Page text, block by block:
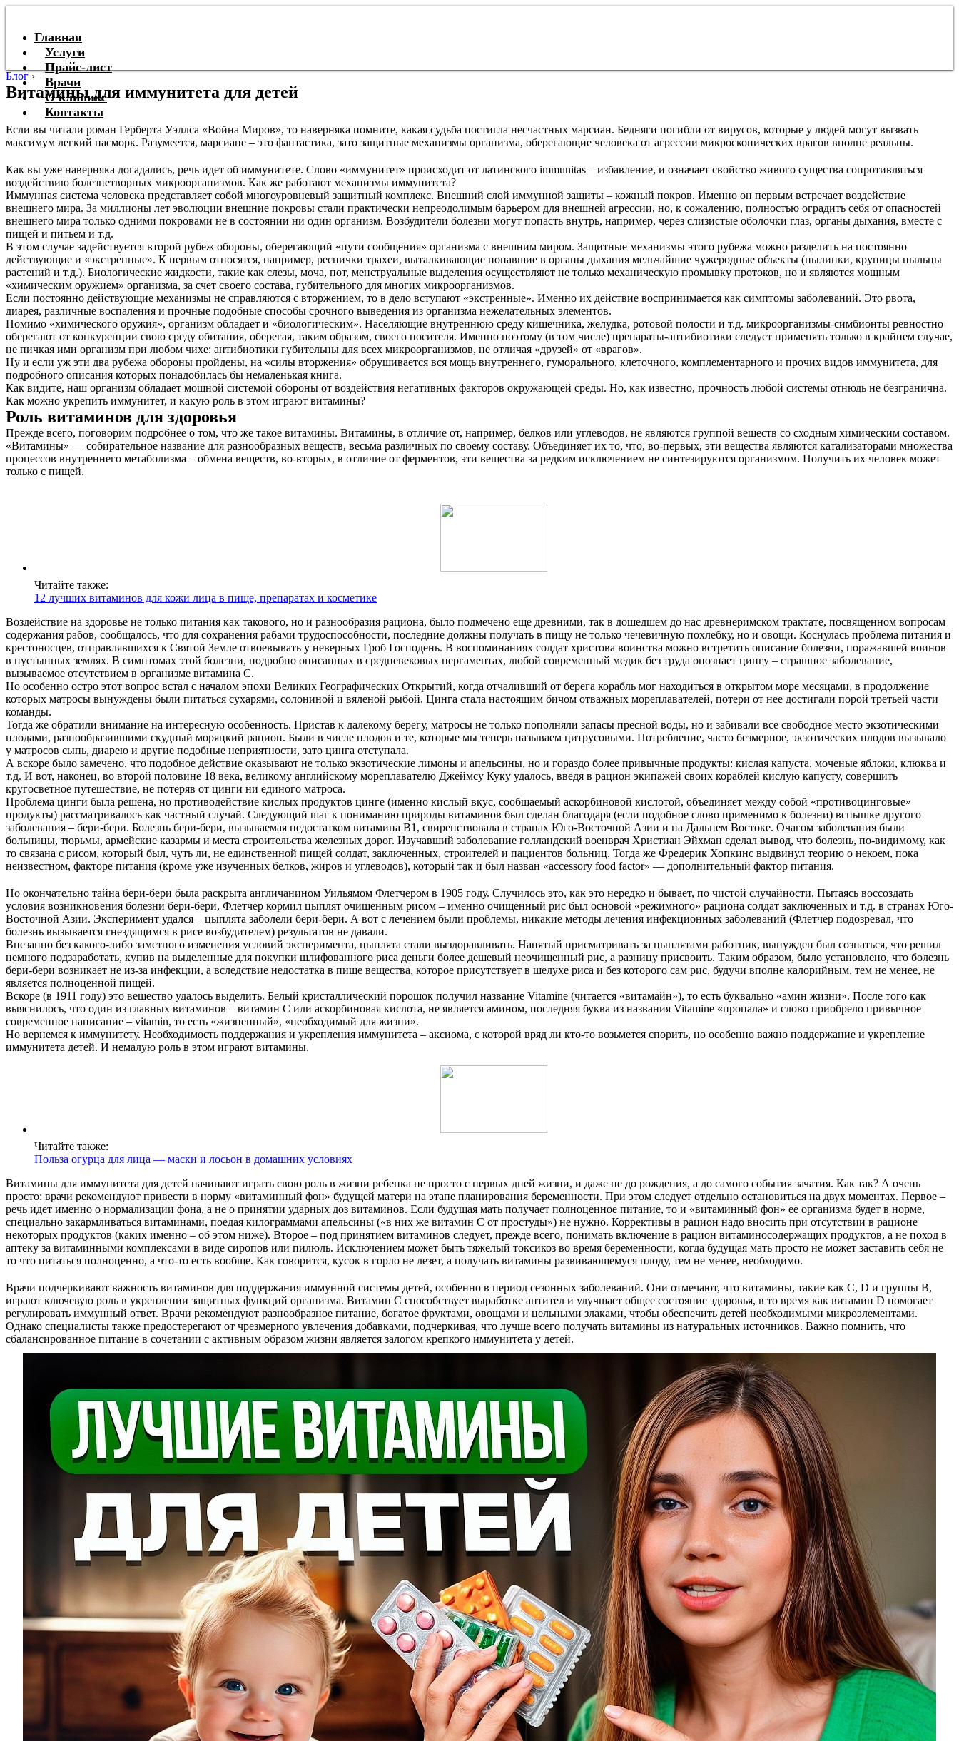
Главная
Услуги
Прайс-лист
Врачи
О клинике
Контакты
Блог ›
Витамины для иммунитета для детей
Если вы читали роман Герберта Уэллса «Война Миров», то наверняка помните, какая судьба постигла несчастных марсиан. Бедняги погибли от вирусов, которые у людей могут вызвать
максимум легкий насморк. Разумеется, марсиане – это фантастика, зато защитные механизмы организма, оберегающие человека от агрессии микроскопических врагов вполне реальны.
Как вы уже наверняка догадались, речь идет об иммунитете. Слово «иммунитет» происходит от латинского immunitas – избавление, и означает свойство живого существа сопротивляться
воздействию болезнетворных микроорганизмов. Как же работают механизмы иммунитета?
Иммунная система человека представляет собой многоуровневый защитный комплекс. Внешний слой иммунной защиты – кожный покров. Именно он первым встречает воздействие
внешнего мира. За миллионы лет эволюции внешние покровы стали практически непреодолимым барьером для внешней агрессии, но, к сожалению, полностью оградить себя от опасностей
внешнего мира только одними покровами не в состоянии ни один организм. Возбудители болезни могут попасть внутрь, например, через слизистые оболочки глаз, органы дыхания, вместе с
пищей и питьем и т.д.
В этом случае задействуется второй рубеж обороны, оберегающий «пути сообщения» организма с внешним миром. Защитные механизмы этого рубежа можно разделить на постоянно
действующие и «экстренные». К первым относятся, например, реснички трахеи, выталкивающие попавшие в органы дыхания мельчайшие чужеродные объекты (пылинки, крупицы пыльцы
растений и т.д.). Биологические жидкости, такие как слезы, моча, пот, менструальные выделения осуществляют не только механическую промывку протоков, но и являются мощным
«химическим оружием» организма, за счет своего состава, губительного для многих микроорганизмов.
Если постоянно действующие механизмы не справляются с вторжением, то в дело вступают «экстренные». Именно их действие воспринимается как симптомы заболеваний. Это рвота,
диарея, различные воспаления и прочные подобные способы срочного выведения из организма нежелательных элементов.
Помимо «химического оружия», организм обладает и «биологическим». Населяющие внутреннюю среду кишечника, желудка, ротовой полости и т.д. микроорганизмы-симбионты ревностно
оберегают от конкуренции свою среду обитания, оберегая, таким образом, своего носителя. Именно поэтому (в том числе) препараты-антибиотики следует применять только в крайнем случае,
не пичкая ими организм при любом чихе: антибиотики губительны для всех микроорганизмов, не отличая «друзей» от «врагов».
Ну и если уж эти два рубежа обороны пройдены, на «силы вторжения» обрушивается вся мощь внутреннего, гуморального, клеточного, комплементарного и прочих видов иммунитета, для
подробного описания которых понадобилась бы немаленькая книга.
Как видите, наш организм обладает мощной системой обороны от воздействия негативных факторов окружающей среды. Но, как известно, прочность любой системы отнюдь не безгранична.
Как можно укрепить иммунитет, и какую роль в этом играют витамины?
Роль витаминов для здоровья
Прежде всего, поговорим подробнее о том, что же такое витамины. Витамины, в отличие от, например, белков или углеводов, не являются группой веществ со сходным химическим составом.
«Витамины» — собирательное название для разнообразных веществ, весьма различных по своему составу. Объединяет их то, что, во-первых, эти вещества являются катализаторами множества
процессов внутреннего метаболизма – обмена веществ, во-вторых, в отличие от ферментов, эти вещества за редким исключением не синтезируются организмом. Получить их человек может
только с пищей.
Читайте также:
12 лучших витаминов для кожи лица в пище, препаратах и косметике
Воздействие на здоровье не только питания как такового, но и разнообразия рациона, было подмечено еще древними, так в дошедшем до нас древнеримском трактате, посвященном вопросам
содержания рабов, сообщалось, что для сохранения рабами трудоспособности, последние должны получать в пищу не только чечевичную похлебку, но и овощи. Коснулась проблема питания и
крестоносцев, отправлявшихся к Святой Земле отвоевывать у неверных Гроб Господень. В воспоминаниях солдат христова воинства можно встретить описание болезни, поражавшей воинов
в пустынных землях. В симптомах этой болезни, подробно описанных в средневековых пергаментах, любой современный медик без труда опознает цингу – страшное заболевание,
вызываемое отсутствием в организме витамина С.
Но особенно остро этот вопрос встал с началом эпохи Великих Географических Открытий, когда отчаливший от берега корабль мог находиться в открытом море месяцами, в продолжение
которых матросы вынуждены были питаться сухарями, солониной и вяленой рыбой. Цинга стала настоящим бичом отважных мореплавателей, потери от нее достигали порой третьей части
команды.
Тогда же обратили внимание на интересную особенность. Пристав к далекому берегу, матросы не только пополняли запасы пресной воды, но и забивали все свободное место экзотическими
плодами, разнообразившими скудный моряцкий рацион. Были в числе плодов и те, которые мы теперь называем цитрусовыми. Потребление, часто безмерное, экзотических плодов вызывало
у матросов сыпь, диарею и другие подобные неприятности, зато цинга отступала.
А вскоре было замечено, что подобное действие оказывают не только экзотические лимоны и апельсины, но и гораздо более привычные продукты: кислая капуста, моченые яблоки, клюква и
т.д. И вот, наконец, во второй половине 18 века, великому английскому мореплавателю Джеймсу Куку удалось, введя в рацион экипажей своих кораблей кислую капусту, совершить
кругосветное путешествие, не потеряв от цинги ни единого матроса.
Проблема цинги была решена, но противодействие кислых продуктов цинге (именно кислый вкус, сообщаемый аскорбиновой кислотой, объединяет между собой «противоцинговые»
продукты) рассматривалось как частный случай. Следующий шаг к пониманию природы витаминов был сделан благодаря (если подобное слово применимо к болезни) вспышке другого
заболевания – бери-бери. Болезнь бери-бери, вызываемая недостатком витамина В1, свирепствовала в странах Юго-Восточной Азии и на Дальнем Востоке. Очагом заболевания были
больницы, тюрьмы, армейские казармы и места строительства железных дорог. Изучавший заболевание голландский военврач Христиан Эйхман сделал вывод, что болезнь, по-видимому, как
то связана с рисом, который был, чуть ли, не единственной пищей солдат, заключенных, строителей и пациентов больниц. Тогда же Фредерик Хопкинс выдвинул теорию о некоем, пока
неизвестном, факторе питания (кроме уже изученных белков, жиров и углеводов), который так и был назван «accessory food factor» — дополнительный фактор питания.
Но окончательно тайна бери-бери была раскрыта англичанином Уильямом Флетчером в 1905 году. Случилось это, как это нередко и бывает, по чистой случайности. Пытаясь воссоздать
условия возникновения болезни бери-бери, Флетчер кормил цыплят очищенным рисом – именно очищенный рис был основой «режимного» рациона солдат заключенных и т.д. в странах Юго-
Восточной Азии. Эксперимент удался – цыплята заболели бери-бери. А вот с лечением были проблемы, никакие методы лечения инфекционных заболеваний (Флетчер подозревал, что
болезнь вызывается гнездящимся в рисе возбудителем) результатов не давали.
Внезапно без какого-либо заметного изменения условий эксперимента, цыплята стали выздоравливать. Нанятый присматривать за цыплятами работник, вынужден был сознаться, что решил
немного подзаработать, купив на выделенные для покупки шлифованного риса деньги более дешевый неочищенный рис, а разницу присвоить. Таким образом, было установлено, что болезнь
бери-бери возникает не из-за инфекции, а вследствие недостатка в пище вещества, которое присутствует в шелухе риса и без которого сам рис, будучи вполне калорийным, тем не менее, не
является полноценной пищей.
Вскоре (в 1911 году) это вещество удалось выделить. Белый кристаллический порошок получил название Vitamine (читается «витамайн»), то есть буквально «амин жизни». После того как
выяснилось, что один из главных витаминов – витамин С или аскорбиновая кислота, не является амином, последняя буква из названия Vitamine «пропала» и слово приобрело привычное
современное написание – vitamin, то есть «жизненный», «необходимый для жизни».
Но вернемся к иммунитету. Необходимость поддержания и укрепления иммунитета – аксиома, с которой вряд ли кто-то возьмется спорить, но особенно важно поддержание и укрепление
иммунитета детей. И немалую роль в этом играют витамины.
Читайте также:
Польза огурца для лица — маски и лосьон в домашних условиях
Витамины для иммунитета для детей начинают играть свою роль в жизни ребенка не просто с первых дней жизни, и даже не до рождения, а до самого события зачатия. Как так? А очень
просто: врачи рекомендуют привести в норму «витаминный фон» будущей матери на этапе планирования беременности. При этом следует отдельно остановиться на двух моментах. Первое –
речь идет именно о нормализации фона, а не о принятии ударных доз витаминов. Если будущая мать получает полноценное питание, то и «витаминный фон» ее организма будет в норме,
специально закармливаться витаминами, поедая килограммами апельсины («в них же витамин С от простуды») не нужно. Коррективы в рацион надо вносить при отсутствии в рационе
некоторых продуктов (каких именно – об этом ниже). Второе – под принятием витаминов следует, прежде всего, понимать включение в рацион витаминосодержащих продуктов, а не поход в
аптеку за витаминными комплексами в виде сиропов или пилюль. Исключением может быть тяжелый токсикоз во время беременности, когда будущая мать просто не может заставить себя не
то что питаться полноценно, а что-то есть вообще. Как говорится, кусок в горло не лезет, а получать витамины развивающемуся плоду, тем не менее, необходимо.
Врачи подчеркивают важность витаминов для поддержания иммунной системы детей, особенно в период сезонных заболеваний. Они отмечают, что витамины, такие как С, D и группы B,
играют ключевую роль в укреплении защитных функций организма. Витамин С способствует выработке антител и улучшает общее состояние здоровья, в то время как витамин D помогает
регулировать иммунный ответ. Врачи рекомендуют разнообразное питание, богатое фруктами, овощами и цельными злаками, чтобы обеспечить детей необходимыми микроэлементами.
Однако специалисты также предостерегают от чрезмерного увлечения добавками, подчеркивая, что лучше всего получать витамины из натуральных источников. Важно помнить, что
сбалансированное питание в сочетании с активным образом жизни является залогом крепкого иммунитета у детей.